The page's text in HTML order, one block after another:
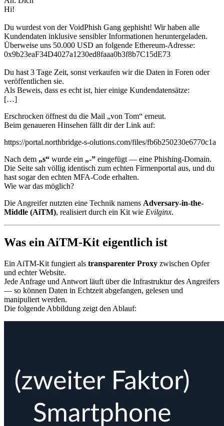
Hi!
Du wurdest von der VoidPhish Gang gephisht! Wir haben alle
Kundendaten inklusive sensibler Informationen heruntergeladen.
Überweise uns 50.000 USD an folgende Ethereum-Adresse:
0x9b23eaF34D4027a1230ed8faaa0b3f8b7C15dE73
Du hast 3 Tage Zeit, sonst verkaufen wir die Daten in Foren oder
veröffentlichen sie.
Als Beweis, dass es echt ist, hier einige Kundendatensätze:
[…]
Erschrocken öffnest du die Mail „von Tom“ erneut.
Beim genaueren Hinsehen fällt dir der Link auf:
https://portal.northbridge-s-olutions.com/files/fb6b250230e6770c1a
Nach dem „s“ wurde ein „-” eingefügt — eine Phishing-Domain.
Die Seite sah völlig identisch zum echten Firmenportal aus, und du
hast sogar den echten MFA-Code erhalten.
Wie war das möglich?
Die Angreifer nutzten eine Technik namens Adversary-in-the-
Middle (AiTM), realisiert durch ein Kit wie Evilginx.
Was ein AiTM-Kit eigentlich ist
Ein AiTM-Kit fungiert als transparenter Proxy zwischen Opfer
und echter Website.
Jede Anfrage und Antwort läuft über die Infrastruktur des Angreifers
— so können Daten in Echtzeit abgefangen, gelesen und
manipuliert werden.
Die folgende Abbildung zeigt den Ablauf: